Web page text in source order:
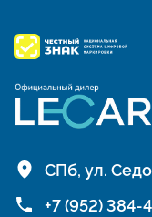
СПб, ул.
+7 (952) 384-